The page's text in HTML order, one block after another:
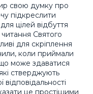
свою думку про
підкреслити
цілей відбуття
читання Святого
для скріплення
коли приймали
може здаватися
стверджують
це простішими